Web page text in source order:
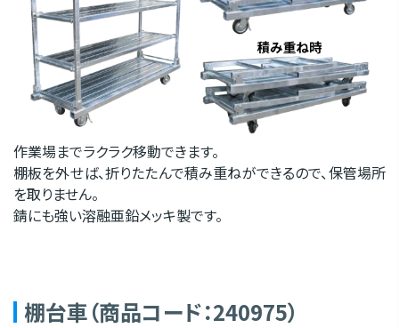
作業場までラクラク移動できます。
棚板を外せば、折りたたんで積み重ねができるので、保管場所
を取りません。
錆にも強い溶融亜鉛メッキ製です。
棚台車（商品コード：240975）